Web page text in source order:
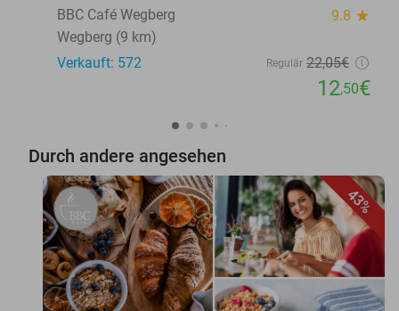
BBC Café Wegberg
9.8 star
Wegberg (9 km)
Verkauft: 572
Regulär 22,05€
12,50€
Durch andere angesehen
43%